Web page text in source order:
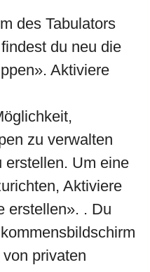
des Tabulators
du neu die
Aktiviere
zu verwalten
erstellen. Um eine
Aktiviere
erstellen». . Du
privaten